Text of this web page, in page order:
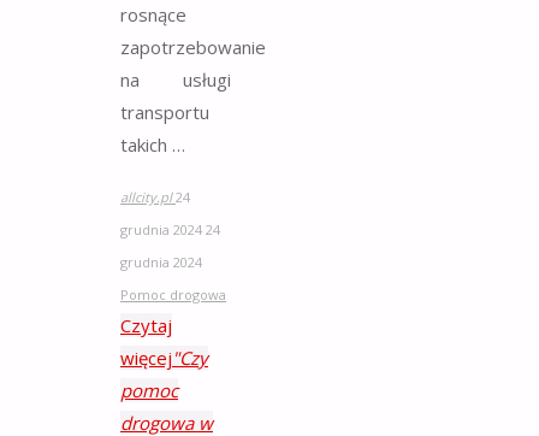
rosnące
zapotrzebowanie
na usługi
transportu
takich …
allcity.pl 24
grudnia 2024 24
grudnia 2024
Pomoc drogowa
Czytaj
więcej "Czy
pomoc
drogowa w